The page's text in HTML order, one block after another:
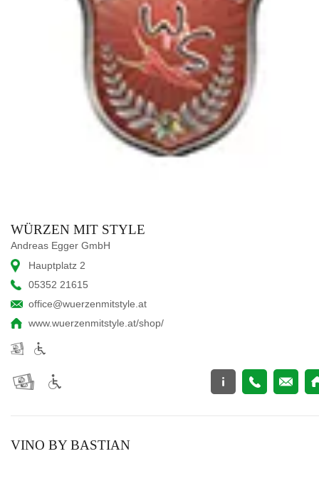
WÜRZEN MIT STYLE
Andreas Egger GmbH
Hauptplatz 2
05352 21615
office@wuerzenmitstyle.at
www.wuerzenmitstyle.at/shop/
VINO BY BASTIAN